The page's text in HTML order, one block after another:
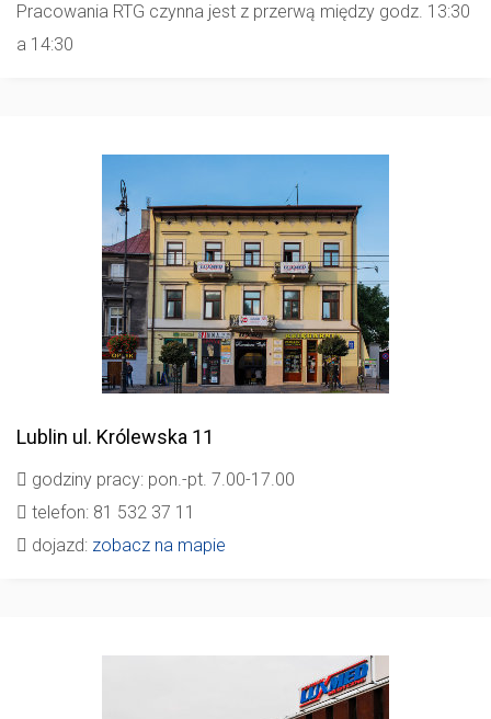
Pracowania RTG czynna jest z przerwą między godz. 13:30
a 14:30
Lublin ul. Królewska 11
godziny pracy: pon.-pt. 7.00-17.00
telefon: 81 532 37 11
dojazd: zobacz na mapie